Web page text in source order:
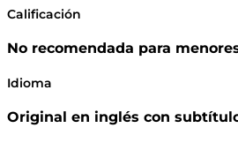
Calificación
No recomendada para
Idioma
Original en inglés con